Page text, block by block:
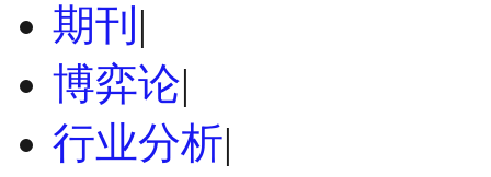
期刊 |
博弈论|
行业分析|